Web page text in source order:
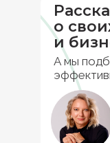
А мы
о
и